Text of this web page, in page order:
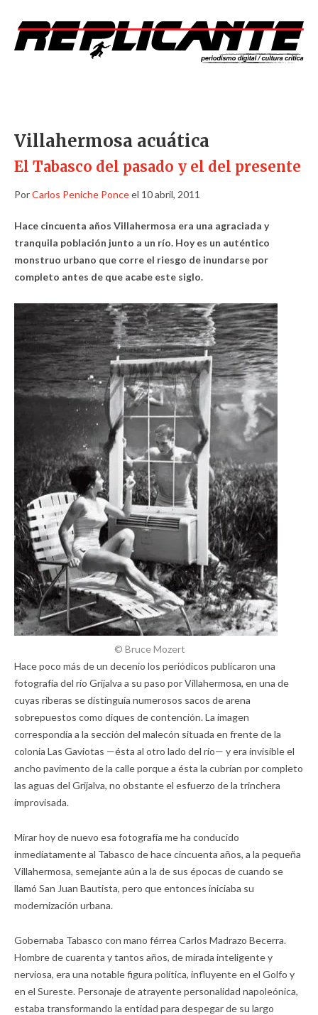
Villahermosa acuática
El Tabasco del pasado y el del presente
PorCarlos Peniche Ponceel 10 abril, 2011
Hace cincuenta años Villahermosa era una agraciada y
tranquila población junto a un río. Hoy es un auténtico
monstruo urbano que corre el riesgo de inundarse por
completo antes de que acabe este siglo.
© Bruce Mozert
Hace poco más de un decenio los periódicos publicaron una
fotografía del río Grijalva a su paso por Villahermosa, en una de
cuyas riberas se distinguía numerosos sacos de arena
sobrepuestos como diques de contención. La imagen
correspondía a la sección del malecón situada en frente de la
colonia Las Gaviotas —ésta al otro lado del río— y era invisible el
ancho pavimento de la calle porque a ésta la cubrían por completo
las aguas del Grijalva, no obstante el esfuerzo de la trinchera
improvisada.
Mirar hoy de nuevo esa fotografía me ha conducido
inmediatamente al Tabasco de hace cincuenta años, a la pequeña
Villahermosa, semejante aún a la de sus épocas de cuando se
llamó San Juan Bautista, pero que entonces iniciaba su
modernización urbana.
Gobernaba Tabasco con mano férrea Carlos Madrazo Becerra.
Hombre de cuarenta y tantos años, de mirada inteligente y
nerviosa, era una notable figura política, influyente en el Golfo y
en el Sureste. Personaje de atrayente personalidad napoleónica,
estaba transformando la entidad para despegar de su largo